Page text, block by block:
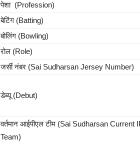
पेशा (Profession)
बेटिंग (Batting)
बोलिंग (Bowling)
रोल (Role)
जर्सी नंबर (Sai Sudharsan Jersey Number)
डेब्यू (Debut)
वर्तमान आईपीएल टीम (Sai Sudharsan Current
Team)